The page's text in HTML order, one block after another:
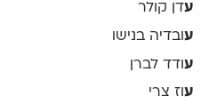
עדן קולר
ע ובדיה בנישו
עודד לברן
ע וז צרי